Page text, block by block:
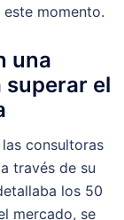
momento.
una
el
consultoras
través de su
los 50
mercado, se